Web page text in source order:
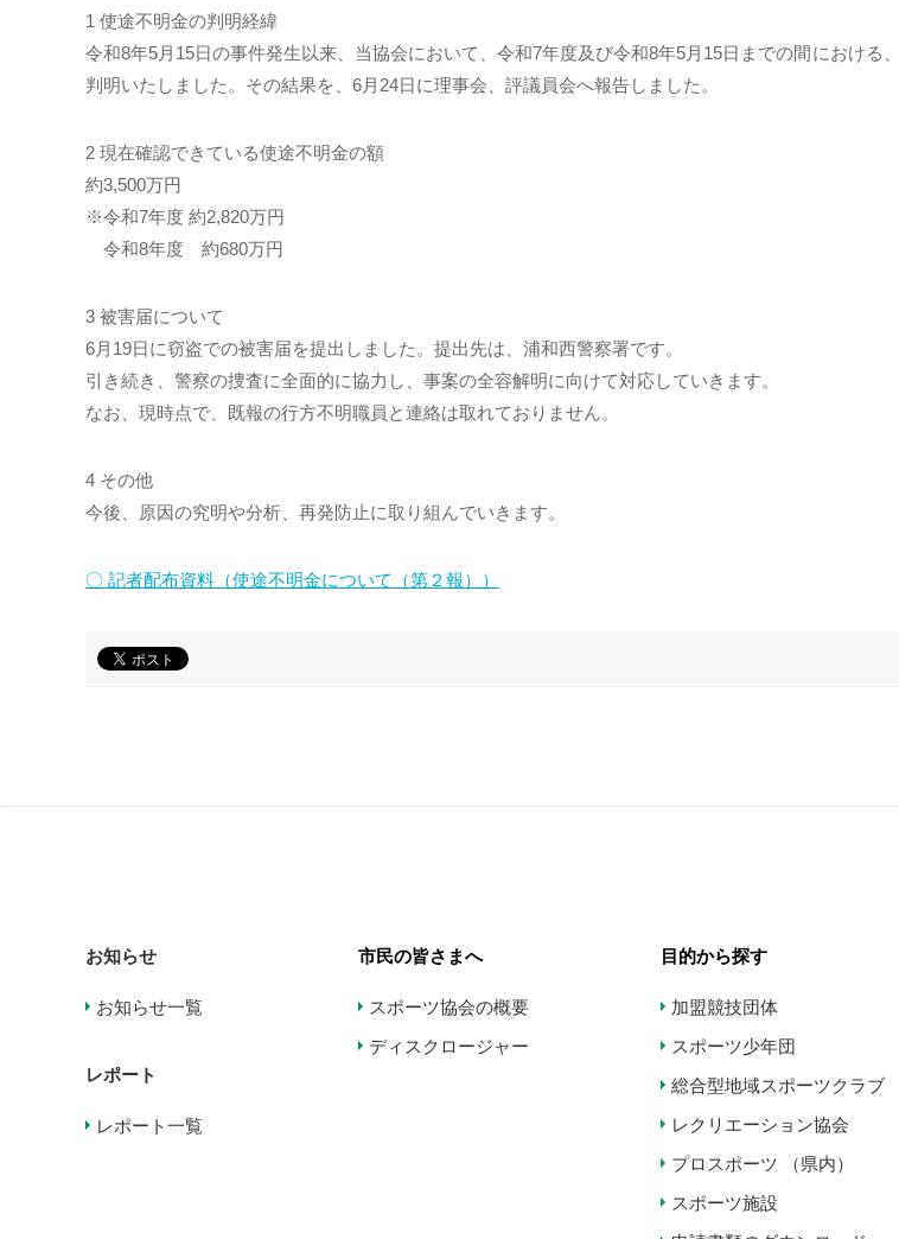
1 使途不明金の判明経緯
令和8年5月15日の事件発生以来、当協会において、令和7年度及び令和8年5月15日までの間におけ
判明いたしました。その結果を、6月24日に理事会、評議員会へ報告しました。
2 現在確認できている使途不明金の額
約3,500万円
※令和7年度 約2,820万円
令和8年度 約680万円
3 被害届について
6月19日に窃盗での被害届を提出しました。提出先は、浦和西警察署です。
引き続き、警察の捜査に全面的に協力し、事案の全容解明に向けて対応していきます。
なお、現時点で、既報の行方不明職員と連絡は取れておりません。
4 その他
今後、原因の究明や分析、再発防止に取り組んでいきます。
〇 記者配布資料（使途不明金について（第２報））
お知らせ
お知らせ一覧
レポート
レポート一覧
市民の皆さまへ
スポーツ協会の概要
ディスクロージャー
目的から探す
加盟競技団体
スポーツ少年団
総合型地域スポーツクラブ
レクリエーション協会
プロスポーツ （県内）
スポーツ施設